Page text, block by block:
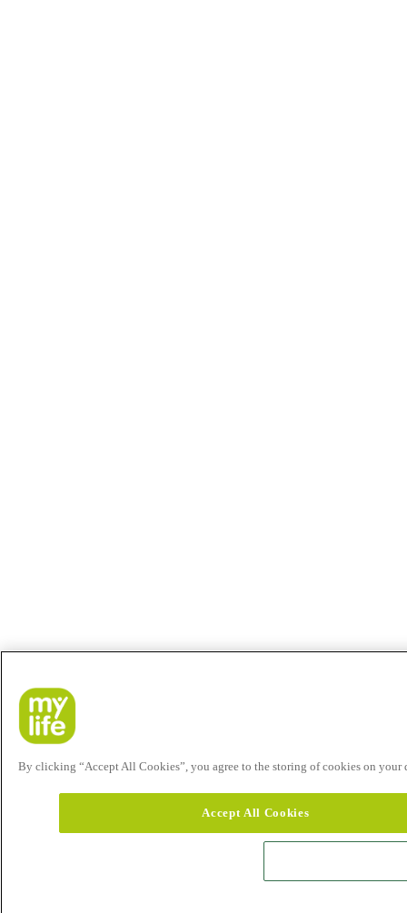
By clicking “Accept All Cookies”, you agree to the storing of cookies on your
Accept All Cookies